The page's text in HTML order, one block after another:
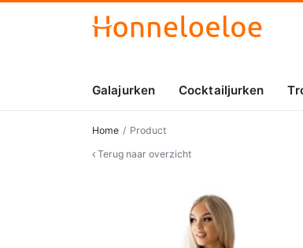
Galajurken Cocktailjurken
Home
Product
Terug naar overzicht